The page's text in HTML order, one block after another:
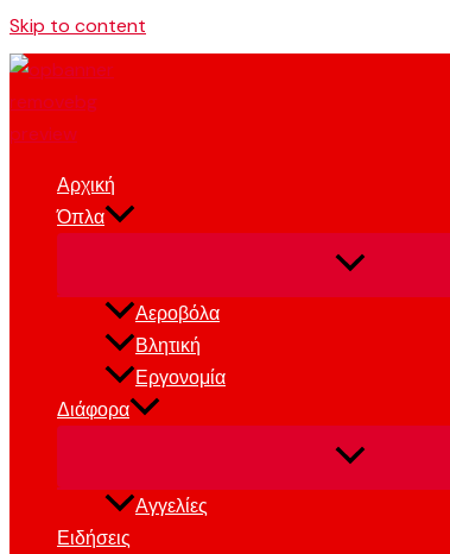
Skip to content
Αρχική
Όπλα
Αεροβόλα
Βλητική
Εργονομία
Διάφορα
Αγγελίες
Ειδήσεις